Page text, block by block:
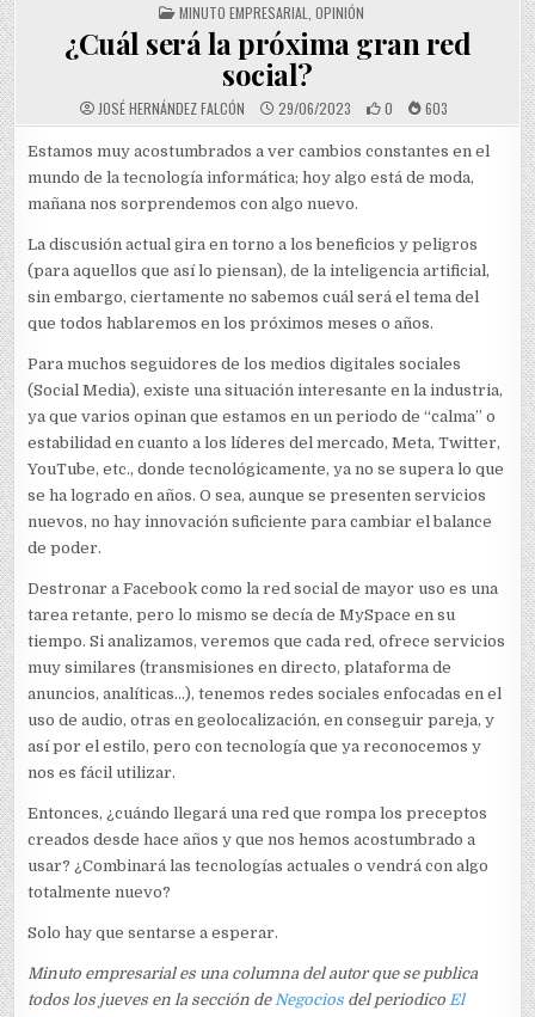
POSTED IN
MINUTO EMPRESARIAL OPINIÓN
¿Cuál será la próxima gran red
social?
JOSÉ HERNÁNDEZ FALCÓN 29/06/2023 0 603
Estamos muy acostumbrados a ver cambios constantes en el
mundo de la tecnología informática; hoy algo está de moda,
mañana nos sorprendemos con algo nuevo.
La discusión actual gira en torno a los beneficios y peligros
(para aquellos que así lo piensan), de la inteligencia artificial,
sin embargo, ciertamente no sabemos cuál será el tema del
que todos hablaremos en los próximos meses o años.
Para muchos seguidores de los medios digitales sociales
(Social Media), existe una situación interesante en la industria,
ya que varios opinan que estamos en un periodo de “calma” o
estabilidad en cuanto a los líderes del mercado, Meta, Twitter,
YouTube, etc., donde tecnológicamente, ya no se supera lo que
se ha logrado en años. O sea, aunque se presenten servicios
nuevos, no hay innovación suficiente para cambiar el balance
de poder.
Destronar a Facebook como la red social de mayor uso es una
tarea retante, pero lo mismo se decía de MySpace en su
tiempo. Si analizamos, veremos que cada red, ofrece servicios
muy similares (transmisiones en directo, plataforma de
anuncios, analíticas…), tenemos redes sociales enfocadas en el
uso de audio, otras en geolocalización, en conseguir pareja, y
así por el estilo, pero con tecnología que ya reconocemos y
nos es fácil utilizar.
Entonces, ¿cuándo llegará una red que rompa los preceptos
creados desde hace años y que nos hemos acostumbrado a
usar? ¿Combinará las tecnologías actuales o vendrá con algo
totalmente nuevo?
Solo hay que sentarse a esperar.
Minuto empresarial es una columna del autor que se publica
todos los jueves en la sección deNegocios del periodicoEl